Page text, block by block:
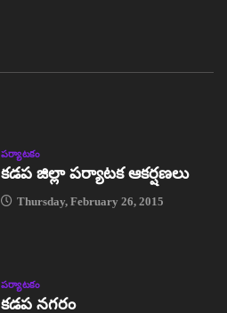
పర్యాటకం
కడప జిల్లా పర్యాటక ఆకర్షణలు
Thursday, February 26, 2015
పర్యాటకం
కడప నగరం